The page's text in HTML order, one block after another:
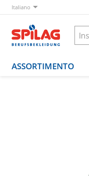
Italiano
ASSORTIMENTO